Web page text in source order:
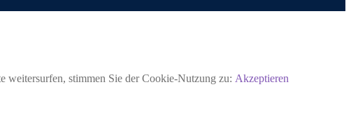
weitersurfen, stimmen Sie der Cookie-Nutzung zu: Akzeptieren